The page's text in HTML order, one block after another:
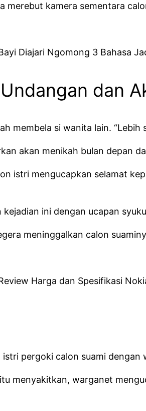
merebut kamera sementara
Diajari Ngomong 3 Bahasa
dan
membela si wanita lain.
akan menikah bulan depan
istri mengucapkan selamat
ini dengan ucapan
meninggalkan calon
Harga dan Spesifikasi
pergoki calon suami
menyakitkan, warganet